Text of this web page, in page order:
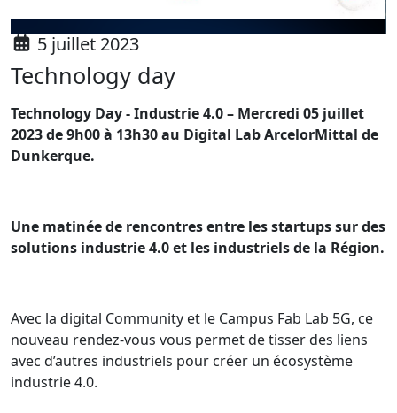
5 juillet 2023
Technology day
Technology Day - Industrie 4.0 – Mercredi 05 juillet
2023 de 9h00 à 13h30 au Digital Lab ArcelorMittal de
Dunkerque.
Une matinée de rencontres entre les startups sur des
solutions industrie 4.0 et les industriels de la Région.
Avec la digital Community et le Campus Fab Lab 5G, ce
nouveau rendez-vous vous permet de tisser des liens
avec d’autres industriels pour créer un écosystème
industrie 4.0.